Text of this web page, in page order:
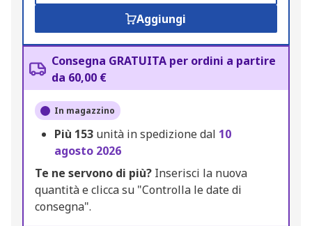
Aggiungi
Consegna GRATUITA per ordini a partire
da 60,00 €
In magazzino
Più 153 unità in spedizione dal 10
agosto 2026
Te ne servono di più? Inserisci la nuova
quantità e clicca su "Controlla le date di
consegna".